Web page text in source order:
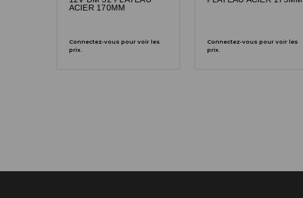
ACIER 170MM
Connectez-vous pour voir les
prix.
Connectez-vous pour voir les
prix.